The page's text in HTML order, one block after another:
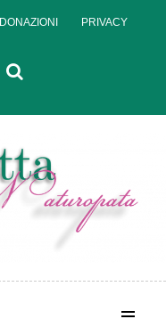
DONAZIONI PRIVACY